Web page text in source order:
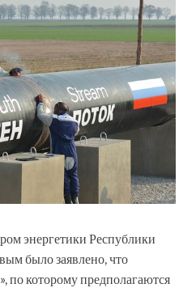
энергетики Республики
было заявлено, что
которому предполагаются